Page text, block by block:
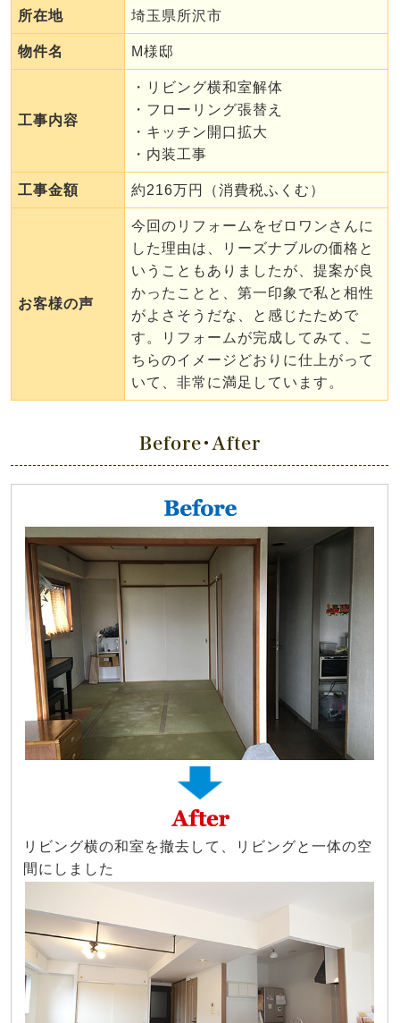
所在地 埼玉県所沢市
物件名 M様邸
工事内容
・リビング横和室解体
・フローリング張替え
・キッチン開口拡大
・内装工事
工事金額 約216万円（消費税ふくむ）
お客様の声
今回のリフォームをゼロワンさんに
した理由は、リーズナブルの価格と
いうこともありましたが、提案が良
かったことと、第一印象で私と相性
がよさそうだな、と感じたためで
す。リフォームが完成してみて、こ
ちらのイメージどおりに仕上がって
いて、非常に満足しています。
Before・After
リビング横の和室を撤去して、リビングと一体の空
間にしました